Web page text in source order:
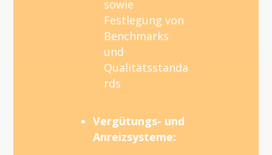
sowie
Festlegung von
Benchmarks
und
Qualitätsstanda
rds
Vergütungs- und
Anreizsysteme: